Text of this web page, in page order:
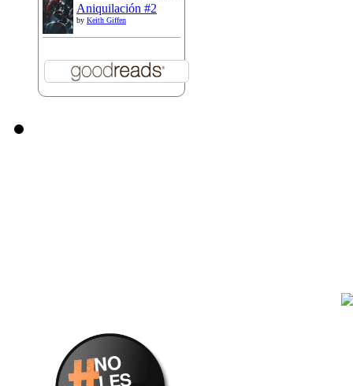
Aniquilación #2
by Keith Giffen